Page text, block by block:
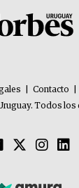
Contacto
Todos los